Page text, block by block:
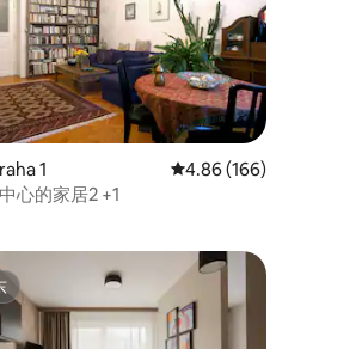
分），共 170 条评价
1 平均评分 4.86 分（满
4.86 (166)
心的家居2 +1